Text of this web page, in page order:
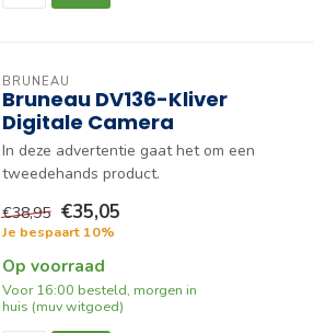
BRUNEAU
Bruneau DV136-Kliver
Digitale Camera
In deze advertentie gaat het om een
tweedehands product.
€38,95 €35,05
Je bespaart 10%
Op voorraad
Voor 16:00 besteld, morgen in
huis (muv witgoed)